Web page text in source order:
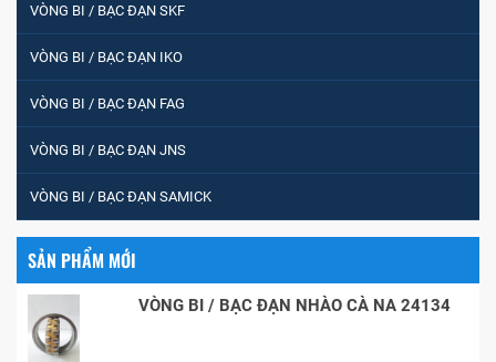
VÒNG BI / BẠC ĐẠN SKF
VÒNG BI / BẠC ĐẠN IKO
VÒNG BI / BẠC ĐẠN FAG
VÒNG BI / BẠC ĐẠN JNS
VÒNG BI / BẠC ĐẠN SAMICK
SẢN PHẨM MỚI
VÒNG BI / BẠC ĐẠN NHÀO CÀ NA 24134